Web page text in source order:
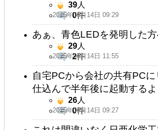
2025年05月14日 09:29
39人
0件
あぁ、青色LEDを発明した
2025年05月14日 11:55
29人
2件
自宅PCから会社の共有PC
仕込んで半年後に起動する
2025年05月14日 09:27
26人
0件